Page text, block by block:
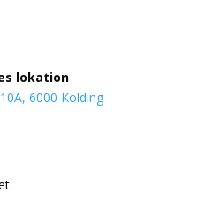
lokation
6000 Kolding